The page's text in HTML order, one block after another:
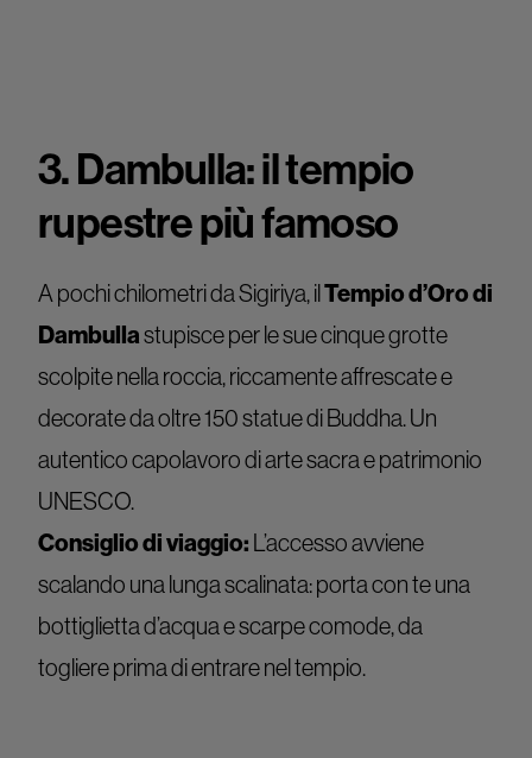
3. Dambulla: il tempio
rupestre più famoso
A pochi chilometri da Sigiriya, ilTempio d’Oro di
Dambullastupisce per le sue cinque grotte
scolpite nella roccia, riccamente affrescate e
decorate da oltre 150 statue di Buddha. Un
autentico capolavoro di arte sacra e patrimonio
UNESCO.
Consiglio di viaggio: L’accesso avviene
scalando una lunga scalinata: porta con te una
bottiglietta d’acqua e scarpe comode, da
togliere prima di entrare nel tempio.